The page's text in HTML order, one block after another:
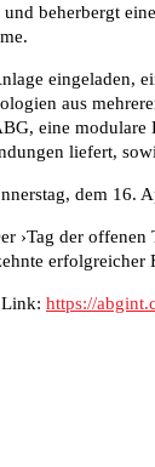
beherbergt
eingeladen,
aus
eine
liefert,
dem 16.
der
erfolgreicher
https://